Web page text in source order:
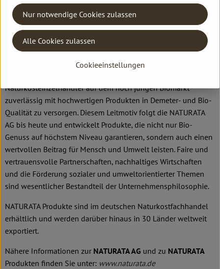
haben zudem Demeter-Qualität. Ebenfalls wichtig sind dem
Unternehmen reduzierte Verpackungsmaterialien sowie
besondere, langlebige Verhältnisse zu Erzeugern und
Handelspartnern.
1976 zunächst als Großhandelsunternehmen ins Leben
Naturkosteinzelhändler auf dem noch jungen Biomarkt
zuverlässig mit hochwertigen Produkten in Demeter- und Bio-
Qualität zu versorgen. Diesem Leitmotiv folgt die NATURATA
AG bis heute und entwickelt Produkte, die nicht nur Bio-
Genuss auf höchstem Niveau garantieren, sondern auch einen
wertvollen Beitrag für Mensch und Umwelt leisten. Faire und
vertrauensvolle Partnerschaften, nachhaltiges Wirtschaften
und die Förderung sozialer und umweltorientierter Themen
sind wesentlicher Bestandteil der Unternehmensphilosophie.
NATURATA Produkte sind im deutschen Naturkostfachhandel
erhältlich und werden darüber hinaus in 30 Länder weltweit
exportiert.
Nähere Informationen zur NATURATA AG und zu NATURATA
Produkten finden Sie unter: www.naturata.de
Cookieeinstellungen
Nur notwendige Cookies zulassen
Alle Cookies zulassen